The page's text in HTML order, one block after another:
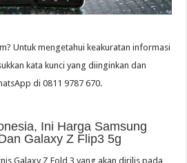
Untuk mengetahui keakuratan informasi
kata kunci yang diinginkan dan
di 0811 9787 670.
Ini Harga Samsung
Galaxy Z Flip3 5g
Galaxy Z Fold 3 yang akan dirilis pada